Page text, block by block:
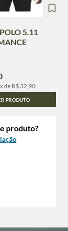
5.11
de R$ 32,90
PRODUTO
produto?